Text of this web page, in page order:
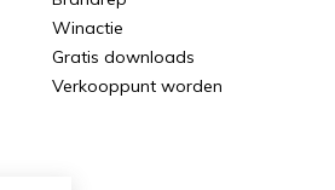
Winactie
Gratis downloads
Verkooppunt worden